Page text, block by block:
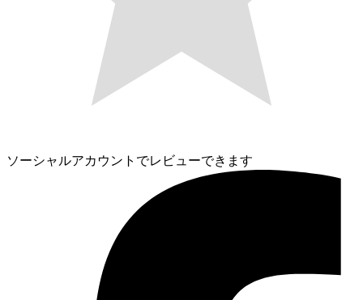
ソーシャルアカウントでレビューできます